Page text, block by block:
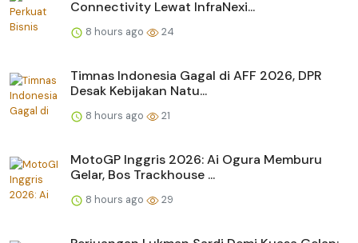
Connectivity Lewat InfraNexi...
8 hours ago 24
Timnas Indonesia Gagal di AFF 2026, DPR
Desak Kebijakan Natu...
8 hours ago 21
MotoGP Inggris 2026: Ai Ogura Memburu
Gelar, Bos Trackhouse ...
8 hours ago 29